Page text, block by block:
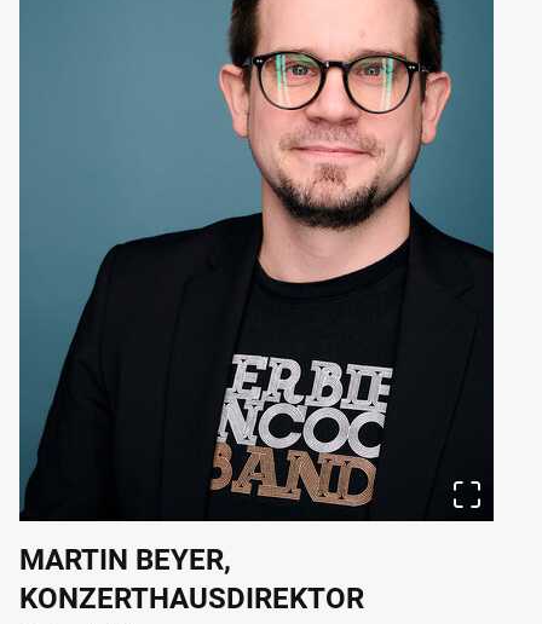
MARTIN BEYER,
KONZERTHAUSDIREKTOR